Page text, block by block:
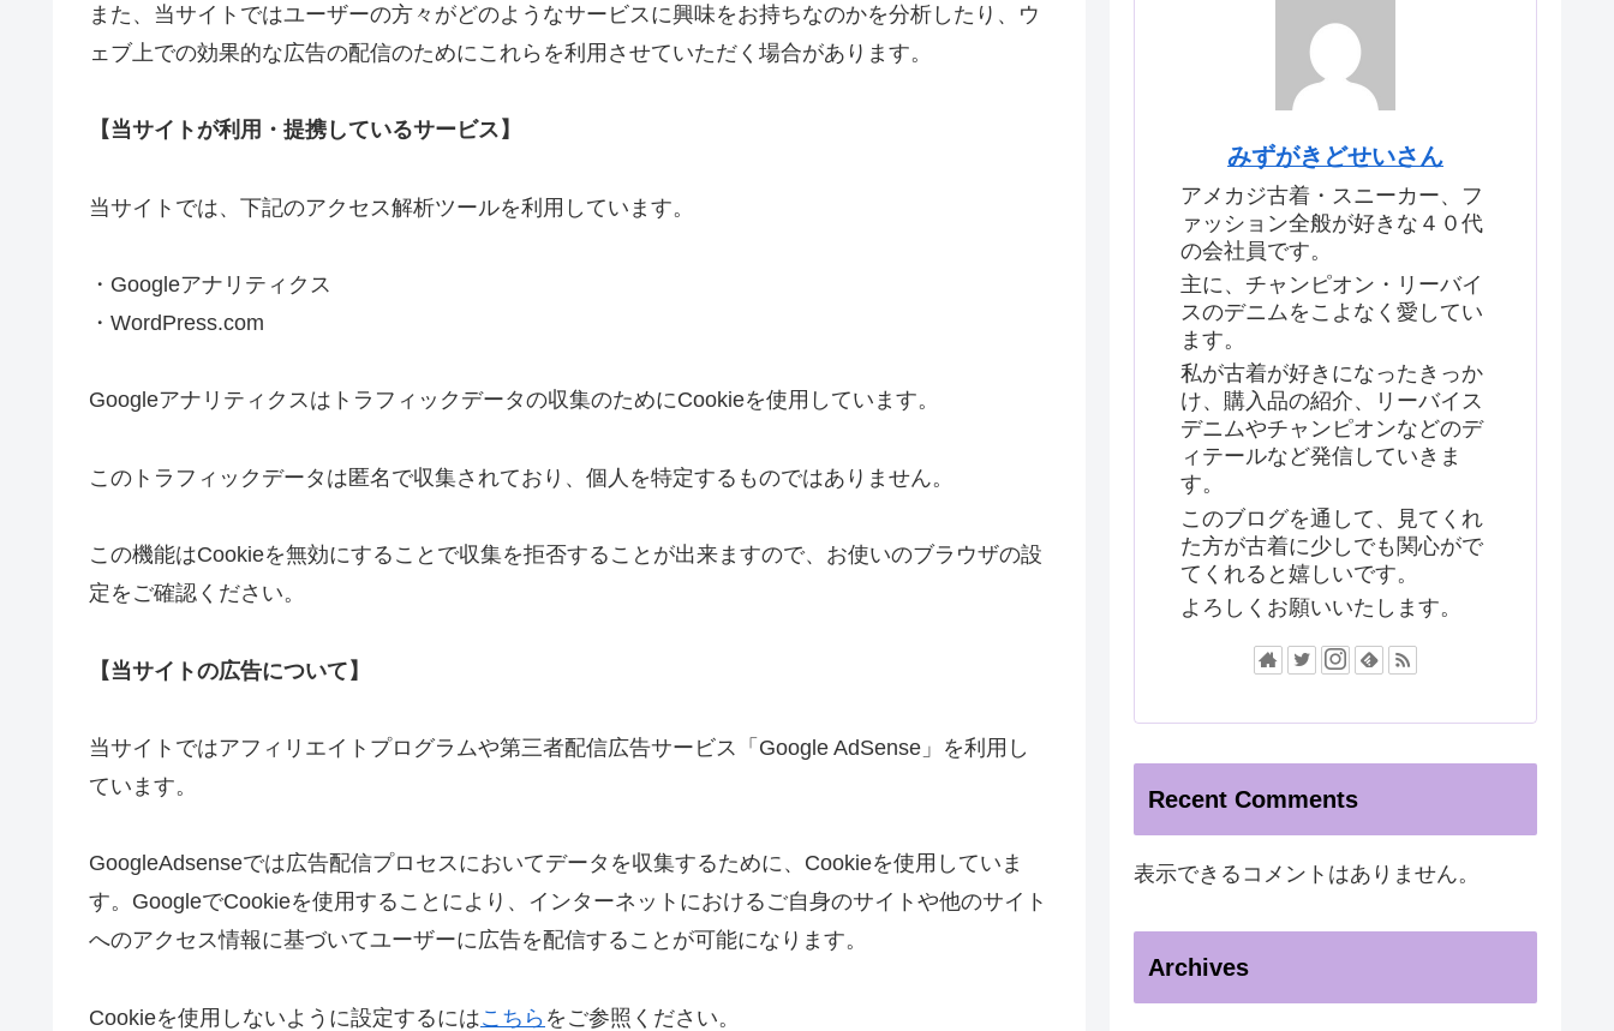
また、当サイトではユーザーの方々がどのようなサービスに興味をお持ちなのかを分析したり、ウ
ェブ上での効果的な広告の配信のためにこれらを利用させていただく場合があります。
【当サイトが利用・提携しているサービス】
当サイトでは、下記のアクセス解析ツールを利用しています。
・Googleアナリティクス
・WordPress.com
Googleアナリティクスはトラフィックデータの収集のためにCookieを使用しています。
このトラフィックデータは匿名で収集されており、個人を特定するものではありません。
この機能はCookieを無効にすることで収集を拒否することが出来ますので、お使いのブラウザの設
定をご確認ください。
【当サイトの広告について】
当サイトではアフィリエイトプログラムや第三者配信広告サービス「Google AdSense」を利用し
ています。
GoogleAdsenseでは広告配信プロセスにおいてデータを収集するために、Cookieを使用していま
す。GoogleでCookieを使用することにより、インターネットにおけるご自身のサイトや他のサイト
へのアクセス情報に基づいてユーザーに広告を配信することが可能になります。
Cookieを使用しないように設定するにはこちら をご参照ください。
みずがきどせいさん
アメカジ古着・スニーカー、フ
ァッション全般が好きな４０代
の会社員です。
主に、チャンピオン・リーバイ
スのデニムをこよなく愛してい
ます。
私が古着が好きになったきっか
け、購入品の紹介、リーバイス
デニムやチャンピオンなどのデ
ィテールなど発信していきま
す。
このブログを通して、見てくれ
た方が古着に少しでも関心がで
てくれると嬉しいです。
よろしくお願いいたします。
Recent Comments
表示できるコメントはありません。
Archives